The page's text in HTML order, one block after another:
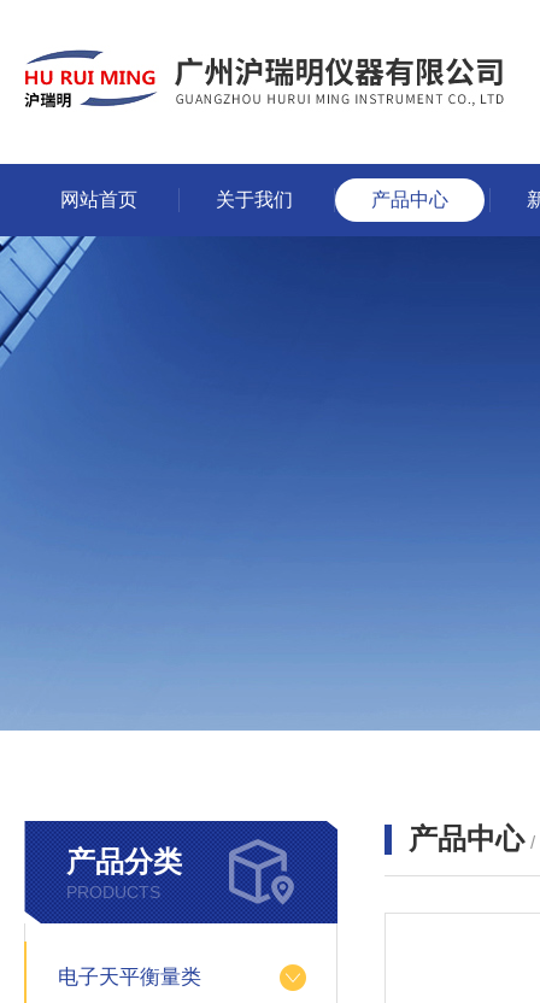
网站首页 关于我们 产品中心
产品分类
PRODUCTS
电子天平衡量类
产品中心 /